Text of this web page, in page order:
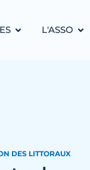
L'ASSO
DES LITTORAUX